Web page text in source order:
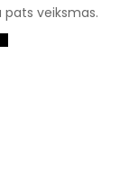
pats veiksmas.